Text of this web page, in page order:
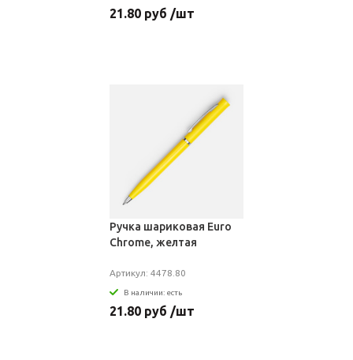
21.80 руб /шт
Ручка шариковая Euro
Chrome, желтая
Артикул: 4478.80
В наличии: есть
21.80 руб /шт